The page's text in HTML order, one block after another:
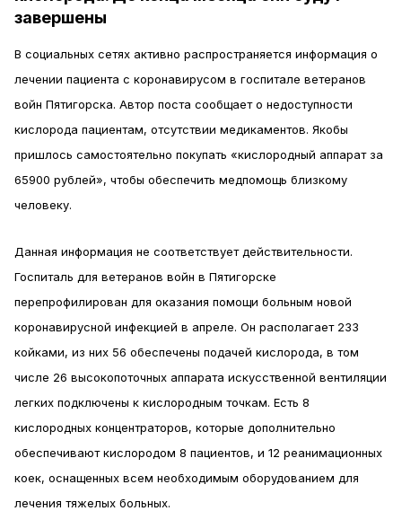
завершены
В социальных сетях активно распространяется информация о
лечении пациента с коронавирусом в госпитале ветеранов
войн Пятигорска. Автор поста сообщает о недоступности
кислорода пациентам, отсутствии медикаментов. Якобы
пришлось самостоятельно покупать «кислородный аппарат за
65900 рублей», чтобы обеспечить медпомощь близкому
человеку.
Данная информация не соответствует действительности.
Госпиталь для ветеранов войн в Пятигорске
перепрофилирован для оказания помощи больным новой
коронавирусной инфекцией в апреле. Он располагает 233
койками, из них 56 обеспечены подачей кислорода, в том
числе 26 высокопоточных аппарата искусственной вентиляции
легких подключены к кислородным точкам. Есть 8
кислородных концентраторов, которые дополнительно
обеспечивают кислородом 8 пациентов, и 12 реанимационных
коек, оснащенных всем необходимым оборудованием для
лечения тяжелых больных.